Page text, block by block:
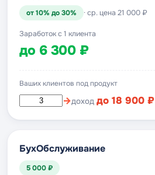
от 10% до 30% · ср. цена 21 000 ₽
Заработок с 1 клиента
до 6 300 ₽
Ваших клиентов под продукт
→доход до 18 900 ₽
БухОбслуживание
5 000 ₽